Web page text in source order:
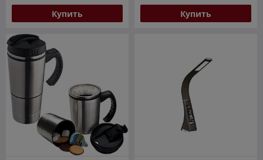
Купить Купить